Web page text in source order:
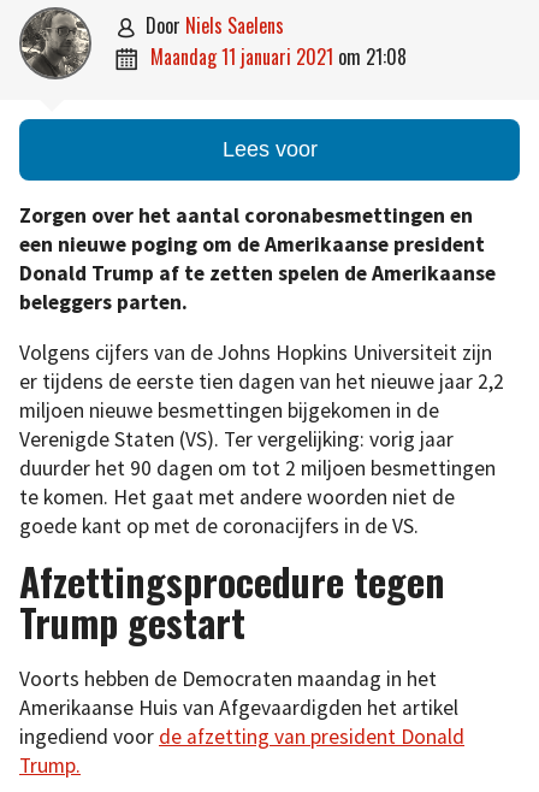
 door Niels Saelens
 maandag 11 januari 2021 om 21:08
Lees voor
Zorgen over het aantal coronabesmettingen en
een nieuwe poging om de Amerikaanse president
Donald Trump af te zetten spelen de Amerikaanse
beleggers parten.
Volgens cijfers van de Johns Hopkins Universiteit zijn
er tijdens de eerste tien dagen van het nieuwe jaar 2,2
miljoen nieuwe besmettingen bijgekomen in de
Verenigde Staten (VS). Ter vergelijking: vorig jaar
duurder het 90 dagen om tot 2 miljoen besmettingen
te komen. Het gaat met andere woorden niet de
goede kant op met de coronacijfers in de VS.
Afzettingsprocedure tegen
Trump gestart
Voorts hebben de Democraten maandag in het
Amerikaanse Huis van Afgevaardigden het artikel
ingediend voor de afzetting van president Donald
Trump.